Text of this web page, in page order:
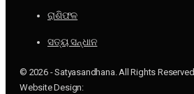
ରାଶିଫଳ
ସତ୍ୟ ସନ୍ଧାନ
© 2026 - Satyasandhana. All Rights Reserved.
Website Design: